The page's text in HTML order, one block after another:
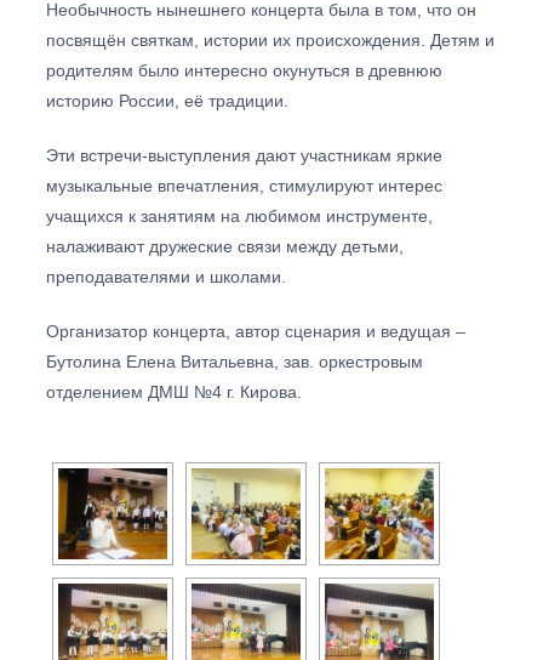
Необычность нынешнего концерта была в том, что он
посвящён святкам, истории их происхождения. Детям и
родителям было интересно окунуться в древнюю
историю России, её традиции.
Эти встречи-выступления дают участникам яркие
музыкальные впечатления, стимулируют интерес
учащихся к занятиям на любимом инструменте,
налаживают дружеские связи между детьми,
преподавателями и школами.
Организатор концерта, автор сценария и ведущая –
Бутолина Елена Витальевна, зав. оркестровым
отделением ДМШ №4 г. Кирова.